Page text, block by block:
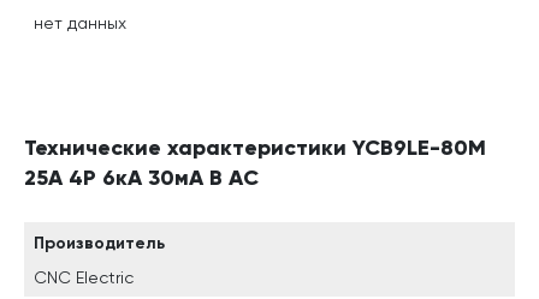
нет данных
Технические характеристики YCB9LE-80M
25А 4P 6кА 30мА B AC
Производитель
CNC Electric